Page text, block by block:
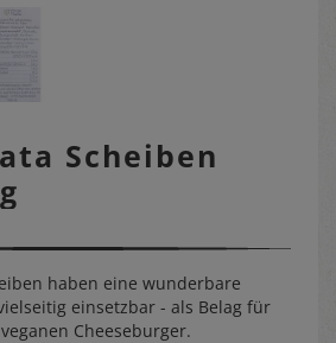
Scheiben
haben eine wunderbare
einsetzbar - als Belag für
Cheeseburger.